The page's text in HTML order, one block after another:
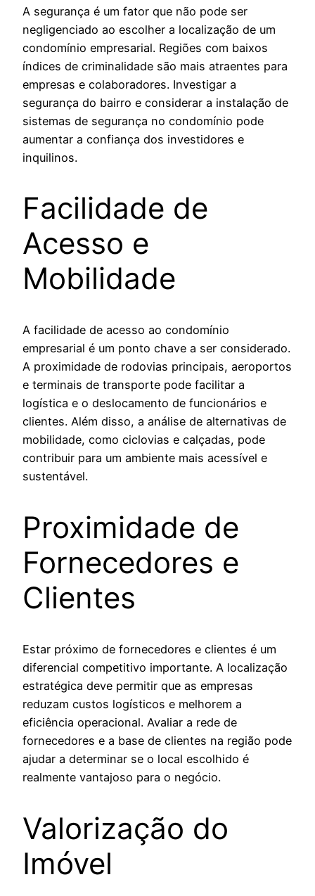
A segurança é um fator que não pode ser
negligenciado ao escolher a localização de um
condomínio empresarial. Regiões com baixos
índices de criminalidade são mais atraentes para
empresas e colaboradores. Investigar a
segurança do bairro e considerar a instalação de
sistemas de segurança no condomínio pode
aumentar a confiança dos investidores e
inquilinos.
Facilidade de
Acesso e
Mobilidade
A facilidade de acesso ao condomínio
empresarial é um ponto chave a ser considerado.
A proximidade de rodovias principais, aeroportos
e terminais de transporte pode facilitar a
logística e o deslocamento de funcionários e
clientes. Além disso, a análise de alternativas de
mobilidade, como ciclovias e calçadas, pode
contribuir para um ambiente mais acessível e
sustentável.
Proximidade de
Fornecedores e
Clientes
Estar próximo de fornecedores e clientes é um
diferencial competitivo importante. A localização
estratégica deve permitir que as empresas
reduzam custos logísticos e melhorem a
eficiência operacional. Avaliar a rede de
fornecedores e a base de clientes na região pode
ajudar a determinar se o local escolhido é
realmente vantajoso para o negócio.
Valorização do
Imóvel